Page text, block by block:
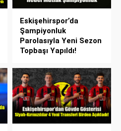
Eskişehirspor’da
Şampiyonluk
Parolasıyla Yeni Sezon
Topbaşı Yapıldı!